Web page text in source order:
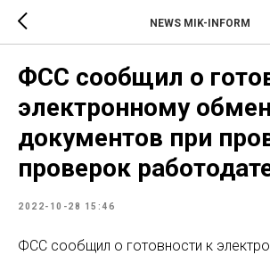
NEWS MIK-INFORM
ФСС сообщил о
электронному
документов при
проверок
2022-10-28 15:46
ФСС сообщил о готовности к